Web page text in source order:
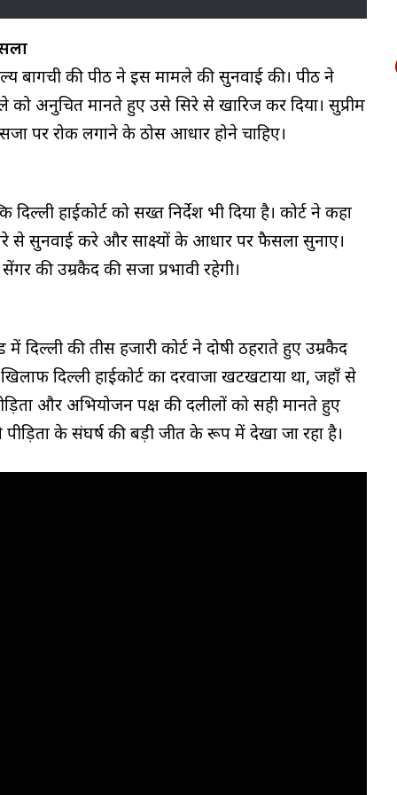
बागची की पीठ ने इस मामले की सुनवाई की। पीठ ने
को अनुचित मानते हुए उसे सिरे से खारिज कर दिया। सुप्रीम
पर रोक लगाने के ठोस आधार होने चाहिए।
हाईकोर्ट को सख्त निर्देश भी दिया है। कोर्ट ने कहा
से सुनवाई करे और साक्ष्यों के आधार पर फैसला सुनाए।
की उम्रकैद की सजा प्रभावी रहेगी।
की तीस हजारी कोर्ट ने दोषी ठहराते हुए उम्रकैद
दिल्ली हाईकोर्ट का दरवाजा खटखटाया था, जहाँ से
और अभियोजन पक्ष की दलीलों को सही मानते हुए
के संघर्ष की बड़ी जीत के रूप में देखा जा रहा है।